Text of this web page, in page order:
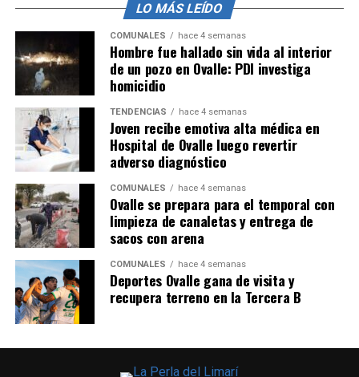
LO MÁS LEÍDO
COMUNALES hace 4 semanas
Hombre fue hallado sin vida al interior
de un pozo en Ovalle: PDI investiga
homicidio
TENDENCIAS hace 4 semanas
Joven recibe emotiva alta médica en
Hospital de Ovalle luego revertir
adverso diagnóstico
COMUNALES hace 4 semanas
Ovalle se prepara para el temporal con
limpieza de canaletas y entrega de
sacos con arena
COMUNALES hace 4 semanas
Deportes Ovalle gana de visita y
recupera terreno en la Tercera B